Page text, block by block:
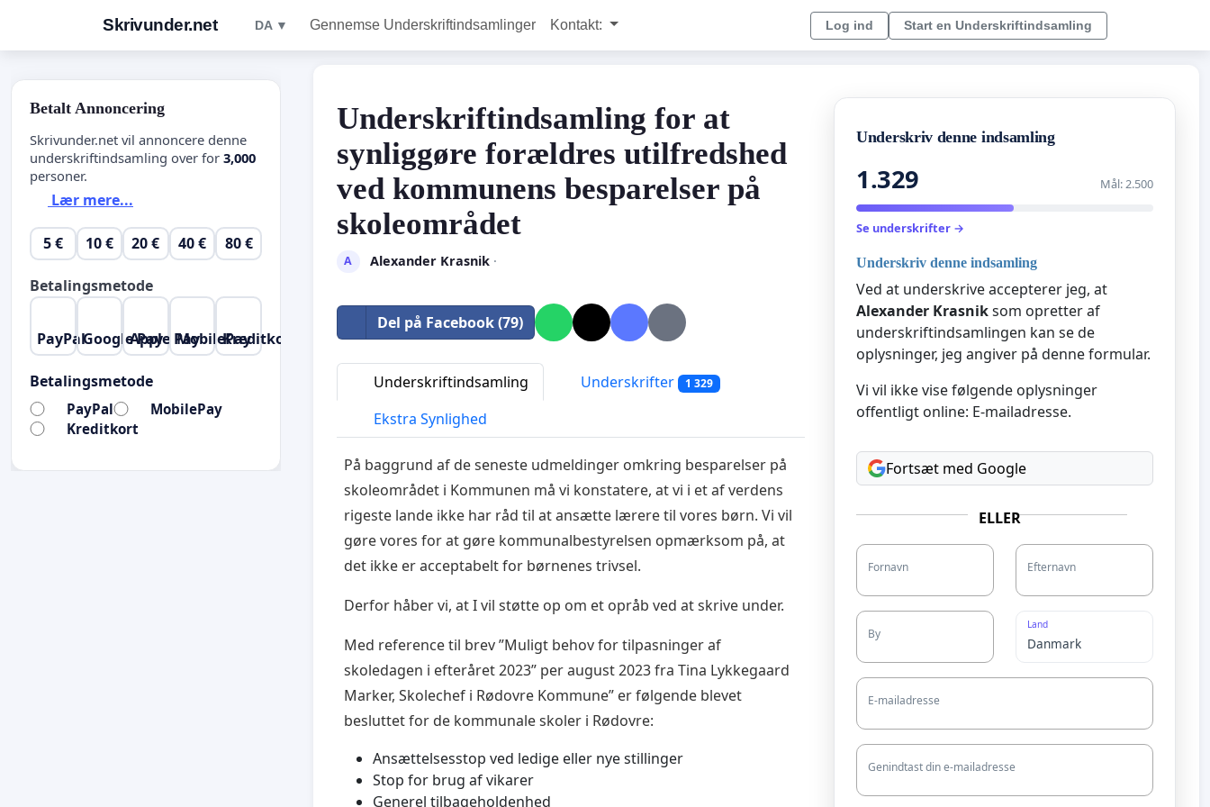
Skrivunder.net DA ▼ Gennemse Underskriftindsamlinger Kontakt: Log ind Start en Underskriftindsamling
Underskriftindsamling for at
synliggøre forældres utilfredshed
ved kommunens besparelser på
skoleområdet
A Alexander Krasnik·
Del på Facebook (79)
Underskriftindsamling Underskrifter 1 329
Ekstra Synlighed
På baggrund af de seneste udmeldinger omkring besparelser på
skoleområdet i Kommunen må vi konstatere, at vi i et af verdens
rigeste lande ikke har råd til at ansætte lærere til vores børn. Vi vil
gøre vores for at gøre kommunalbestyrelsen opmærksom på, at
det ikke er acceptabelt for børnenes trivsel.
Derfor håber vi, at I vil støtte op om et opråb ved at skrive under.
Med reference til brev ”Muligt behov for tilpasninger af
skoledagen i efteråret 2023” per august 2023 fra Tina Lykkegaard
Marker, Skolechef i Rødovre Kommune” er følgende blevet
besluttet for de kommunale skoler i Rødovre:
Ansættelsesstop ved ledige eller nye stillinger
Stop for brug af vikarer
Generel tilbageholdenhed
Underskriv denne indsamling
1.329 Mål: 2.500
Se underskrifter →
Underskriv denne indsamling
Ved at underskrive accepterer jeg, at
Alexander Krasniksom opretter af
underskriftindsamlingen kan se de
oplysninger, jeg angiver på denne formular.
Vi vil ikke vise følgende oplysninger
offentligt online: E-mailadresse.
Fortsæt med Google
ELLER
Fornavn Efternavn
By
Land
E-mailadresse
Genindtast din e-mailadresse
Betalt Annoncering
Skrivunder.net vil annoncere denne
underskriftindsamling over for 3,000
personer.
Lær mere...
5 € 10 € 20 € 40 € 80 €
Betalingsmetode
PayPalGoogle PayApple PayMobilePayKreditkort
Betalingsmetode
PayPal
MobilePay
Kreditkort